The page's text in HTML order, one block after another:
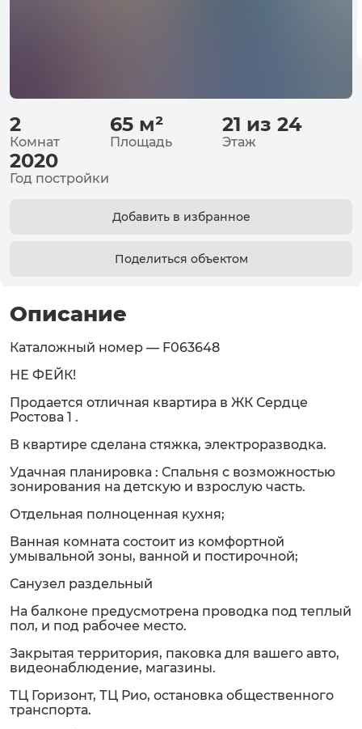
2
Комнат
65 м²
Площадь
21 из 24
Этаж
2020
Год постройки
Добавить в избранное
Поделиться объектом
Описание
Каталожный номер — F063648
НЕ ФЕЙК!
Продается отличная квартира в ЖК Сердце
Ростова 1 .
В квартире сделана стяжка, электроразводка.
Удачная планировка : Спальня с возможностью
зонирования на детскую и взрослую часть.
Отдельная полноценная кухня;
Ванная комната состоит из комфортной
умывальной зоны, ванной и постирочной;
Санузел раздельный
На балконе предусмотрена проводка под теплый
пол, и под рабочее место.
Закрытая территория, паковка для вашего авто,
видеонаблюдение, магазины.
ТЦ Горизонт, ТЦ Рио, остановка общественного
транспорта.